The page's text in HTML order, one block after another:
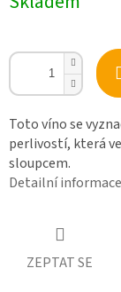
cena:
Toto víno se
perlivostí, která
sloupcem.
Detailní informace
ZEPTAT SE